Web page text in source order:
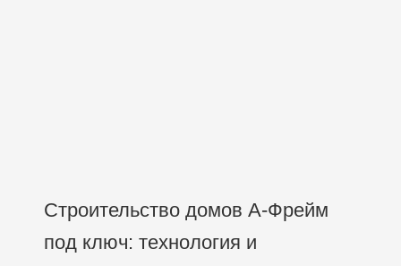
Строительство домов А-Фрейм
под ключ: технология и